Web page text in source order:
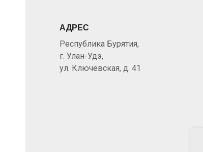
АДРЕС
Республика Бурятия,
г. Улан-Удэ,
ул. Ключевская, д. 41